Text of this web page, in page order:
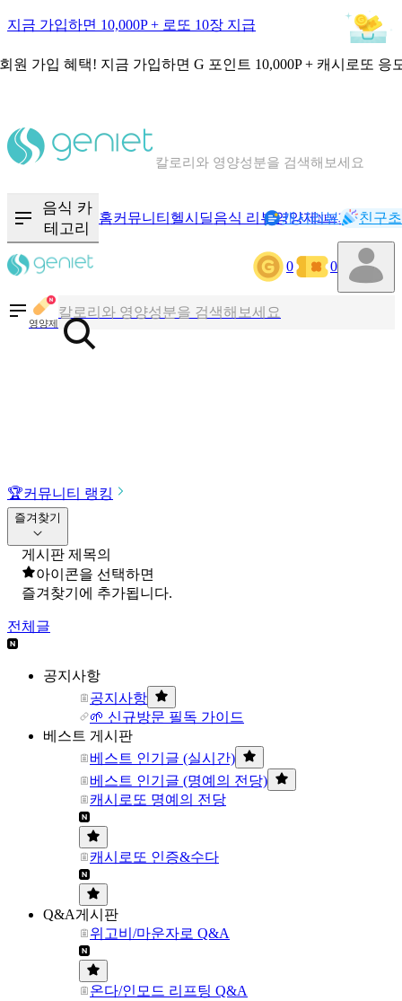
지금 가입하면 10,000P + 로또 10장 지급
원 가입 혜택! 지금 가입하면 G 포인트 10,000P + 캐시로또 응
혈당 · 다이어트 음식 검색해보세요
음식 카
테고리
홈커뮤니티 헬시딜음식 리뷰영양제NEW기록
캐시리뷰 친구
0 0
영양제
칼로리와 영양성분을 검색해보세요
혈당 · 다이어트 음식 검색해보세요
음식 · 영양제 리뷰를 찾아보세요
🏆커뮤니티 랭킹
즐겨찾기
게시판 제목의
아이콘을 선택하면
즐겨찾기에 추가됩니다.
전체글
공지사항
공지사항
🌱 신규방문 필독 가이드
베스트 게시판
베스트 인기글 (실시간)
베스트 인기글 (명예의 전당)
캐시로또 명예의 전당
캐시로또 인증&수다
Q&A게시판
위고비/마운자로 Q&A
온다/인모드 리프팅 Q&A